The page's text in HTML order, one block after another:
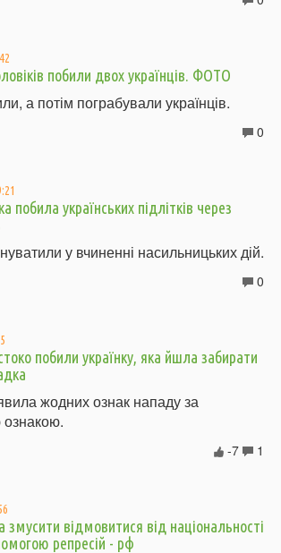
побили двох українців. ФОТО
а потім пограбували українців.
0
побила українських підлітків через
у вчиненні насильницьких дій.
0
побили українку, яка йшла забирати
жодних ознак нападу за
1
-7
змусити відмовитися від національності
репресій - рф